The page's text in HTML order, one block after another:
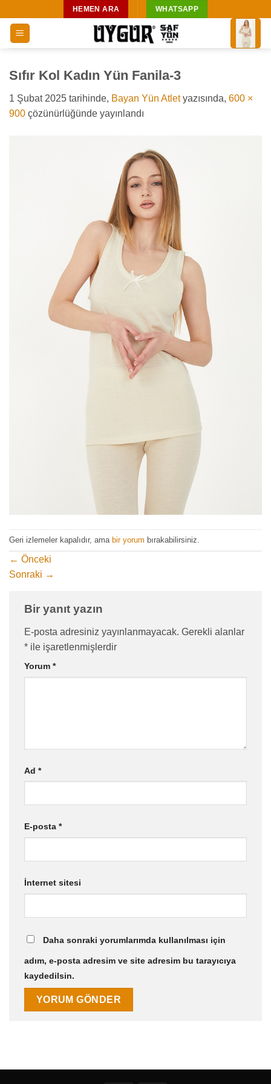
atla
HEMEN ARA WHATSAPP
Sıfır Kol Kadın Yün Fanila-3
1 Şubat 2025 tarihinde, Bayan Yün Atletyazısında, 600 ×
900 çözünürlüğünde yayınlandı
Geri izlemeler kapalıdır, ama bir yorum bırakabilirsiniz.
← Önceki
Sonraki →
Bir yanıt yazın
E-posta adresiniz yayınlanmayacak. Gerekli alanlar
* ile işaretlenmişlerdir
Yorum *
Ad *
E-posta *
İnternet sitesi
Daha sonraki yorumlarımda kullanılması için
adım, e-posta adresim ve site adresim bu tarayıcıya
kaydedilsin.